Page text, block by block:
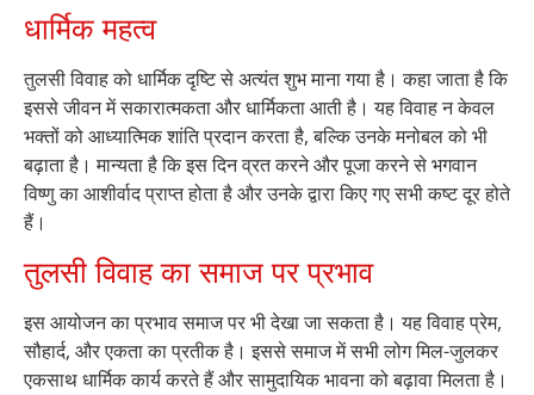
धार्मिक महत्व
तुलसी विवाह को धार्मिक दृष्टि से अत्यंत शुभ माना गया है। कहा जाता है कि
इससे जीवन में सकारात्मकता और धार्मिकता आती है। यह विवाह न केवल
भक्तों को आध्यात्मिक शांति प्रदान करता है, बल्कि उनके मनोबल को भी
बढ़ाता है। मान्यता है कि इस दिन व्रत करने और पूजा करने से भगवान
विष्णु का आशीर्वाद प्राप्त होता है और उनके द्वारा किए गए सभी कष्ट दूर होते
हैं।
तुलसी विवाह का समाज पर प्रभाव
इस आयोजन का प्रभाव समाज पर भी देखा जा सकता है। यह विवाह प्रेम,
सौहार्द, और एकता का प्रतीक है। इससे समाज में सभी लोग मिल-जुलकर
एकसाथ धार्मिक कार्य करते हैं और सामुदायिक भावना को बढ़ावा मिलता है।